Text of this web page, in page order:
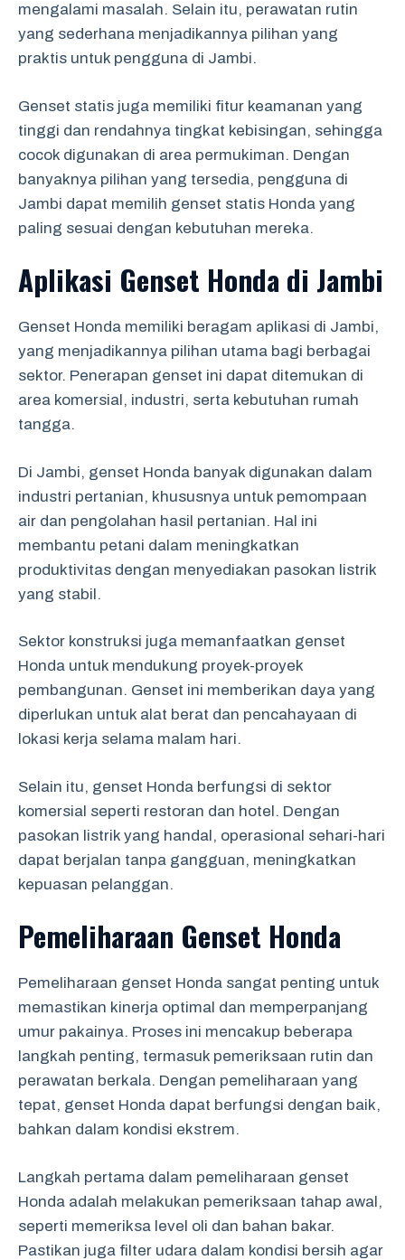
mengalami masalah. Selain itu, perawatan rutin
yang sederhana menjadikannya pilihan yang
praktis untuk pengguna di Jambi.
Genset statis juga memiliki fitur keamanan yang
tinggi dan rendahnya tingkat kebisingan, sehingga
cocok digunakan di area permukiman. Dengan
banyaknya pilihan yang tersedia, pengguna di
Jambi dapat memilih genset statis Honda yang
paling sesuai dengan kebutuhan mereka.
Aplikasi Genset Honda di Jambi
Genset Honda memiliki beragam aplikasi di Jambi,
yang menjadikannya pilihan utama bagi berbagai
sektor. Penerapan genset ini dapat ditemukan di
area komersial, industri, serta kebutuhan rumah
tangga.
Di Jambi, genset Honda banyak digunakan dalam
industri pertanian, khususnya untuk pemompaan
air dan pengolahan hasil pertanian. Hal ini
membantu petani dalam meningkatkan
produktivitas dengan menyediakan pasokan listrik
yang stabil.
Sektor konstruksi juga memanfaatkan genset
Honda untuk mendukung proyek-proyek
pembangunan. Genset ini memberikan daya yang
diperlukan untuk alat berat dan pencahayaan di
lokasi kerja selama malam hari.
Selain itu, genset Honda berfungsi di sektor
komersial seperti restoran dan hotel. Dengan
pasokan listrik yang handal, operasional sehari-hari
dapat berjalan tanpa gangguan, meningkatkan
kepuasan pelanggan.
Pemeliharaan Genset Honda
Pemeliharaan genset Honda sangat penting untuk
memastikan kinerja optimal dan memperpanjang
umur pakainya. Proses ini mencakup beberapa
langkah penting, termasuk pemeriksaan rutin dan
perawatan berkala. Dengan pemeliharaan yang
tepat, genset Honda dapat berfungsi dengan baik,
bahkan dalam kondisi ekstrem.
Langkah pertama dalam pemeliharaan genset
Honda adalah melakukan pemeriksaan tahap awal,
seperti memeriksa level oli dan bahan bakar.
Pastikan juga filter udara dalam kondisi bersih agar